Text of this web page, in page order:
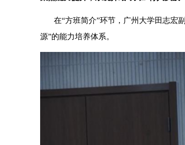
在“方班简介”环节，广州大学田志宏
源”的能力培养体系。